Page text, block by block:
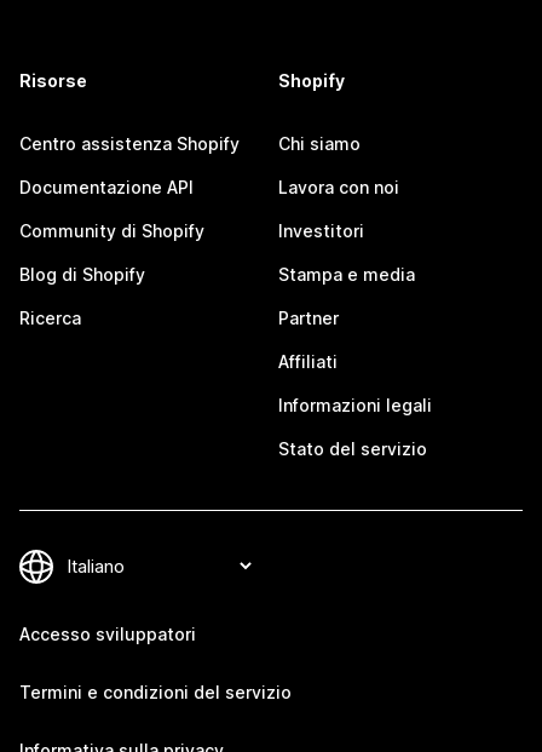
Risorse
Centro assistenza Shopify
Documentazione API
Community di Shopify
Blog di Shopify
Ricerca
Shopify
Chi siamo
Lavora con noi
Investitori
Stampa e media
Partner
Affiliati
Informazioni legali
Stato del servizio
Accesso sviluppatori
Termini e condizioni del servizio